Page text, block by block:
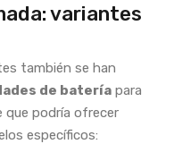
variantes
también se han
de batería para
que podría ofrecer
específicos: